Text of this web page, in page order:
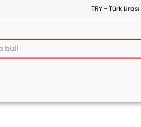
TRY - Türk Lirası